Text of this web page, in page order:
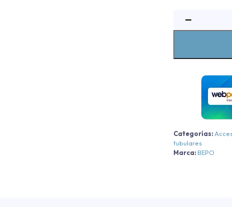
−
Big
Horn/
Cromo
Cromo
2024-
Categorías:
tubulares
Marca:BEPO